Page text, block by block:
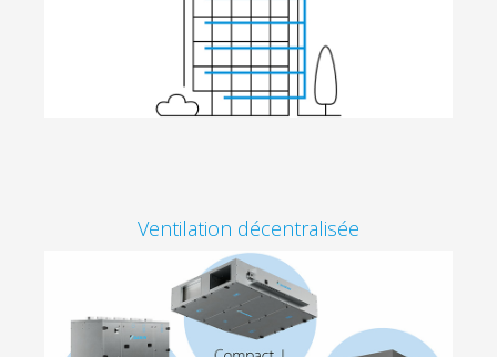
Ventilation décentralisée